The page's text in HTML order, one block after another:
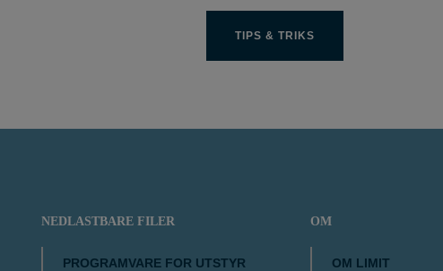
TIPS & TRIKS
NEDLASTBARE FILER
PROGRAMVARE FOR UTSTYR
OM
OM LIMIT